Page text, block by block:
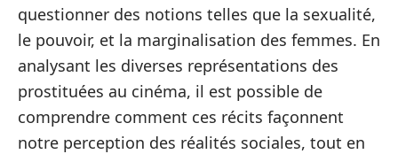
questionner des notions telles que la sexualité,
le pouvoir, et la marginalisation des femmes. En
analysant les diverses représentations des
prostituées au cinéma, il est possible de
comprendre comment ces récits façonnent
notre perception des réalités sociales, tout en